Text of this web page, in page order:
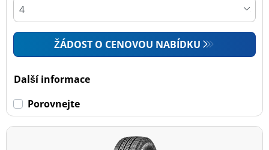
ŽÁDOST O CENOVOU NABÍDKU
Další informace
Porovnejte